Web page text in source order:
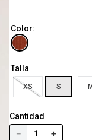
Color:
Talla
XS S
Cantidad
＋
－